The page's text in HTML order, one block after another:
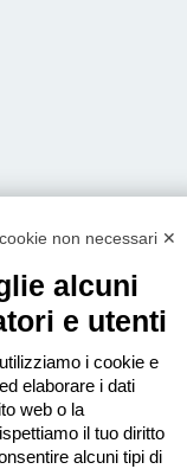
richiede solo
L’amministratore
eseguire il login
non necessari ✕
alcuni
e utenti
i cookie e
elaborare i dati
web o la
il tuo diritto
alcuni tipi di